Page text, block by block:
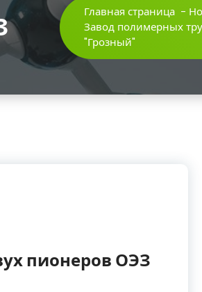
Главная страница -
Завод полимерных
"Грозный"
пионеров ОЭЗ